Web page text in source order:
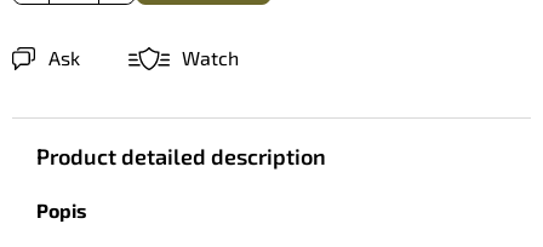
Ask Watch
Product detailed description
Popis